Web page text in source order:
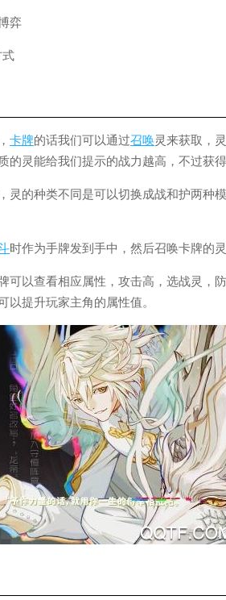
弈
式
卡牌的话我们可以通过召唤灵来获取，
灵能给我们提示的战力越高，不过获得
灵的种类不同是可以切换成战和护两种
时作为手牌发到手中，然后召唤卡牌的
可以查看相应属性，攻击高，选战灵，防
以提升玩家主角的属性值。